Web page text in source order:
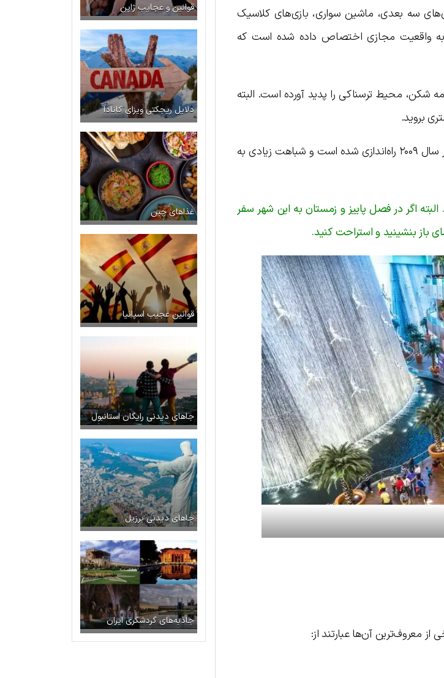
سه بعدی، ماشین سواری، بازی‌های کلاسیک
به واقعیت مجازی اختصاص داده شده است که
شکن، محیط ترسناکی را پدید آورده است. البته
بروید.
کافه جنگل‌های بارانی هم یکی دیگر از قسمت‌های این بازار است که در سال ۲۰۰۹ راه‌اندازی شده است و شباهت زیادی به
اگر در فصل پاییز و زمستان به این شهر سفر
باز بنشینید و استراحت کنید.
قوانین و عجایب ژاپن
دلایل ریجکتی ویزای کانادا
غذاهای چین
قوانین عجیب اسپانیا
جاهای دیدنی رایگان استانبول
جاهای دیدنی برزیل
جاذبه‌های گردشگری ایران